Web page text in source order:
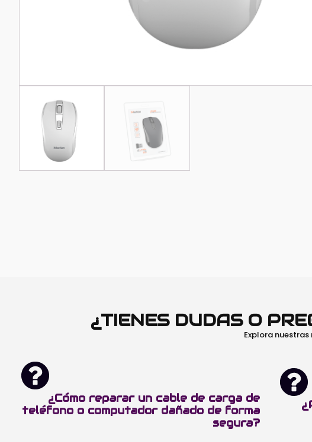
¿TIENES DUDAS O
Explora
¿Cómo reparar un cable de carga de
teléfono o computador dañado de forma
segura?